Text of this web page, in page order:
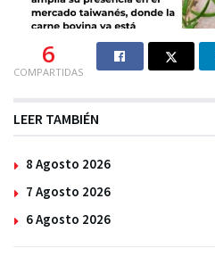
6
COMPARTIDAS
LEER TAMBIÉN
8 Agosto 2026
7 Agosto 2026
6 Agosto 2026